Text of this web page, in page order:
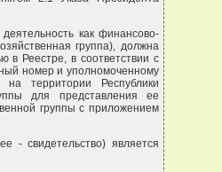
как финансово-
группа), должна
в Реестре, в соответствии с
номер и уполномоченному
на территории Республики
для представления ее
группы с приложением
- свидетельство) является